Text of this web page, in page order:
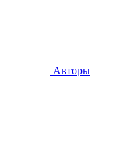
Авторы